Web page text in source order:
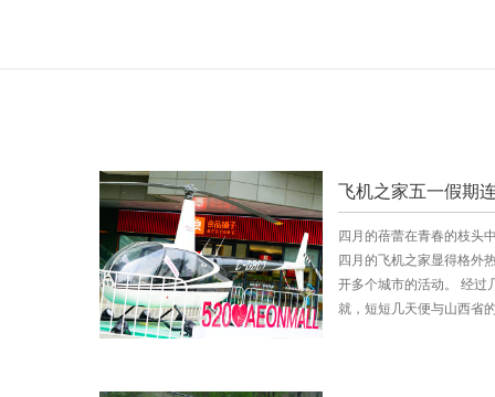
四月的蓓蕾在青春的枝头
四月的飞机之家显得格外
开多个城市的活动。 经过
就，短短几天便与山西省